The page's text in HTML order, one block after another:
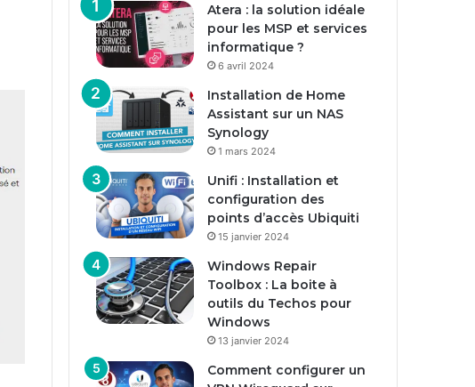
Atera : la solution idéale
pour les MSP et services
informatique ?
6 avril 2024
Installation de Home
Assistant sur un NAS
Synology
1 mars 2024
Unifi : Installation et
configuration des
points d’accès Ubiquiti
15 janvier 2024
Windows Repair
Toolbox : La boite à
outils du Techos pour
Windows
13 janvier 2024
Comment configurer un